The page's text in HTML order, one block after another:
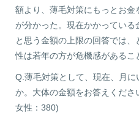
額より、薄毛対策にもっとお金
が分かった。現在かかってい
と思う金額の上限の回答では
性は若年の方が危機感があるこ
Q.薄毛対策として、現在、月
か。大体の金額をお答えくだ
女性：380)